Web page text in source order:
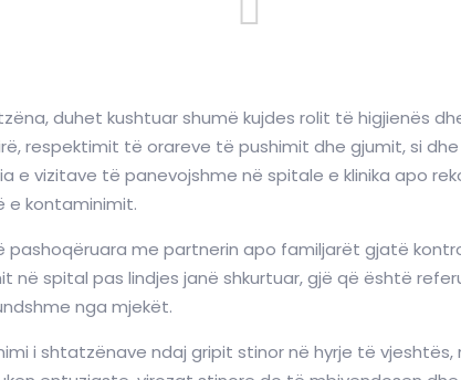
duhet kushtuar shumë kujdes rolit të higjienës
respektimit të orareve të pushimit dhe gjumit, si
e vizitave të panevojshme në spitale e klinika apo
e kontaminimit.
me partnerin apo familjarët gjatë
në spital pas lindjes janë shkurtuar, gjë që është
nga mjekët.
i shtatzënave ndaj gripit stinor në hyrje të